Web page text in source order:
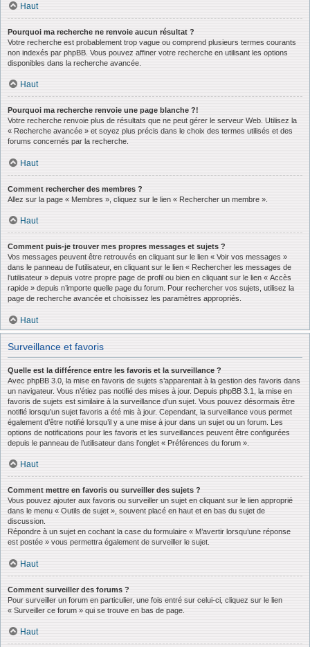
Haut
Pourquoi ma recherche ne renvoie aucun résultat ?
Votre recherche est probablement trop vague ou comprend plusieurs termes courants
non indexés par phpBB. Vous pouvez affiner votre recherche en utilisant les options
disponibles dans la recherche avancée.
Haut
Pourquoi ma recherche renvoie une page blanche ?!
Votre recherche renvoie plus de résultats que ne peut gérer le serveur Web. Utilisez la
« Recherche avancée » et soyez plus précis dans le choix des termes utilisés et des
forums concernés par la recherche.
Haut
Comment rechercher des membres ?
Allez sur la page « Membres », cliquez sur le lien « Rechercher un membre ».
Haut
Comment puis-je trouver mes propres messages et sujets ?
Vos messages peuvent être retrouvés en cliquant sur le lien « Voir vos messages »
dans le panneau de l’utilisateur, en cliquant sur le lien « Rechercher les messages de
l’utilisateur » depuis votre propre page de profil ou bien en cliquant sur le lien « Accès
rapide » depuis n’importe quelle page du forum. Pour rechercher vos sujets, utilisez la
page de recherche avancée et choisissez les paramètres appropriés.
Haut
Surveillance et favoris
Quelle est la différence entre les favoris et la surveillance ?
Avec phpBB 3.0, la mise en favoris de sujets s’apparentait à la gestion des favoris dans
un navigateur. Vous n’étiez pas notifié des mises à jour. Depuis phpBB 3.1, la mise en
favoris de sujets est similaire à la surveillance d’un sujet. Vous pouvez désormais être
notifié lorsqu’un sujet favoris a été mis à jour. Cependant, la surveillance vous permet
également d’être notifié lorsqu’il y a une mise à jour dans un sujet ou un forum. Les
options de notifications pour les favoris et les surveillances peuvent être configurées
depuis le panneau de l’utilisateur dans l’onglet « Préférences du forum ».
Haut
Comment mettre en favoris ou surveiller des sujets ?
Vous pouvez ajouter aux favoris ou surveiller un sujet en cliquant sur le lien approprié
dans le menu « Outils de sujet », souvent placé en haut et en bas du sujet de
discussion.
Répondre à un sujet en cochant la case du formulaire « M’avertir lorsqu’une réponse
est postée » vous permettra également de surveiller le sujet.
Haut
Comment surveiller des forums ?
Pour surveiller un forum en particulier, une fois entré sur celui-ci, cliquez sur le lien
« Surveiller ce forum » qui se trouve en bas de page.
Haut